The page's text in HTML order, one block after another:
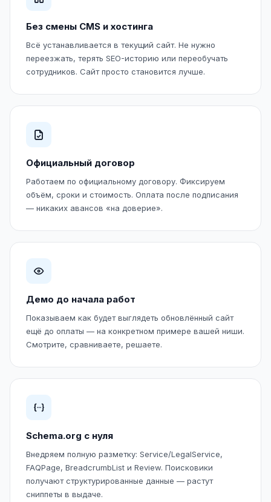
Без смены CMS и хостинга
Всё устанавливается в текущий сайт. Не нужно
переезжать, терять SEO-историю или переобучать
сотрудников. Сайт просто становится лучше.
Официальный договор
Работаем по официальному договору. Фиксируем
объём, сроки и стоимость. Оплата после подписания
— никаких авансов «на доверие».
Демо до начала работ
Показываем как будет выглядеть обновлённый сайт
ещё до оплаты — на конкретном примере вашей ниши.
Смотрите, сравниваете, решаете.
Schema.org с нуля
Внедряем полную разметку: Service/LegalService,
FAQPage, BreadcrumbList и Review. Поисковики
получают структурированные данные — растут
сниппеты в выдаче.